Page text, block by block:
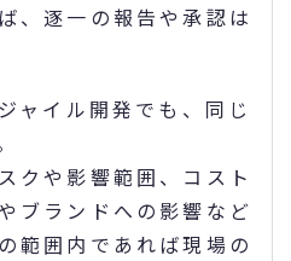
、逐一の報告や承認は
ャイル開発でも、同じ
クや影響範囲、コスト
ブランドへの影響など
範囲内であれば現場の